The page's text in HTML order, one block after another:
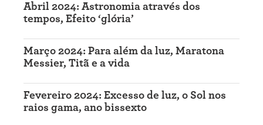
Abril 2024: Astronomia através dos
tempos, Efeito ‘glória’
Março 2024: Para além da luz, Maratona
Messier, Titã e a vida
Fevereiro 2024: Excesso de luz, o Sol nos
raios gama, ano bissexto